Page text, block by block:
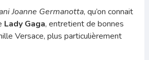
Joanne Germanotta, qu’on connait
Lady Gaga, entretient de bonnes
Versace, plus particulièrement